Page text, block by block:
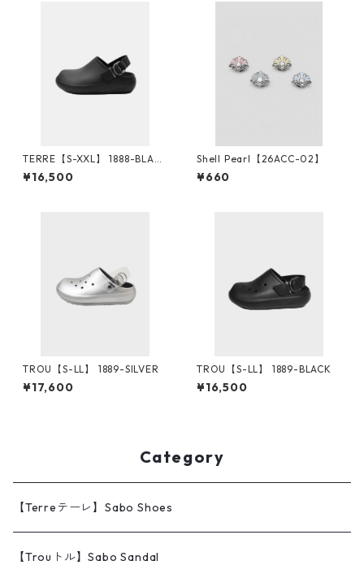
TERRE【S-XXL】 1888-BLAC
K
¥16,500
Shell Pearl【26ACC-02】
¥660
TROU【S-LL】 1889-SILVER
¥17,600
TROU【S-LL】 1889-BLACK
¥16,500
Category
【Terreテーレ】Sabo Shoes
【Trouトル】Sabo Sandal